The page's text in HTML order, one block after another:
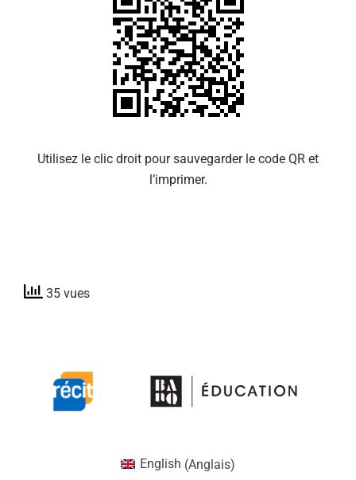
Utilisez le clic droit pour sauvegarder le code QR et
l’imprimer.
35 vues
English (Anglais)